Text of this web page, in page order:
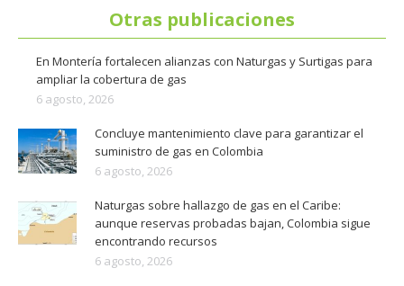
Otras publicaciones
En Montería fortalecen alianzas con Naturgas y Surtigas para
ampliar la cobertura de gas
6 agosto, 2026
Concluye mantenimiento clave para garantizar el
suministro de gas en Colombia
6 agosto, 2026
Naturgas sobre hallazgo de gas en el Caribe:
aunque reservas probadas bajan, Colombia sigue
encontrando recursos
6 agosto, 2026